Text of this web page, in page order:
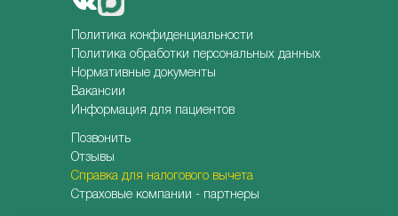
Политика конфиденциальности
Политика обработки персональных данных
Нормативные документы
Вакансии
Информация для пациентов
Позвонить
Отзывы
Справка для налогового вычета
Страховые компании - партнеры